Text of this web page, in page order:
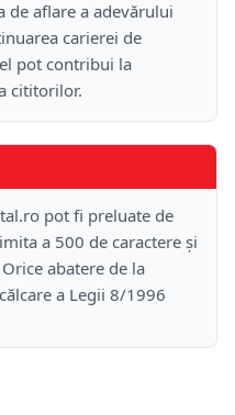
de aflare a adevărului
carierei de
pot contribui la
cititorilor.
pot fi preluate de
a 500 de caractere și
abatere de la
a Legii 8/1996